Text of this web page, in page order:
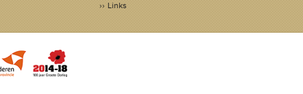
Links